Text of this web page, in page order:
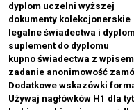
dyplom uczelni wyższej
dokumenty kolekcjonerskie
legalne świadectwa i
suplement do dyplomu
kupno świadectwa z wpisem
zadanie anonimowość
Dodatkowe wskazówki
Używaj nagłówków H1 dla